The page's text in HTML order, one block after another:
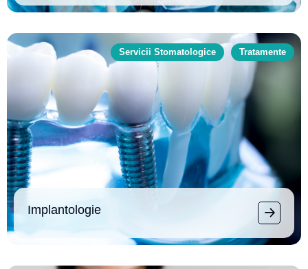
Servicii Stomatologice Tratamente
Implantologie